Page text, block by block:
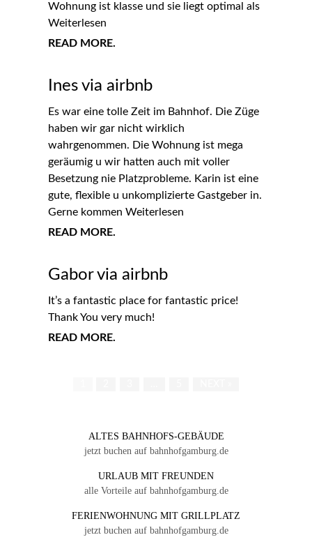
Wohnung ist klasse und sie liegt optimal als
Weiterlesen
READ MORE.
Ines via airbnb
Es war eine tolle Zeit im Bahnhof. Die Züge
haben wir gar nicht wirklich
wahrgenommen. Die Wohnung ist mega
geräumig u wir hatten auch mit voller
Besetzung nie Platzprobleme. Karin ist eine
gute, flexible u unkomplizierte Gastgeber in.
Gerne kommen Weiterlesen
READ MORE.
Gabor via airbnb
It’s a fantastic place for fantastic price!
Thank You very much!
READ MORE.
ALTES BAHNHOFS-GEBÄUDE
jetzt buchen auf bahnhofgamburg.de
URLAUB MIT FREUNDEN
alle Vorteile auf bahnhofgamburg.de
FERIENWOHNUNG MIT GRILLPLATZ
jetzt buchen auf bahnhofgamburg.de